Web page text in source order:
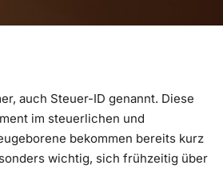
auch Steuer-ID genannt. Diese
im steuerlichen und
bekommen bereits kurz
wichtig, sich frühzeitig über